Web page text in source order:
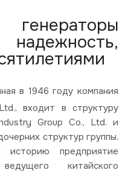
в 1946 году компания
входит в структуру
Group Co., Ltd. и
структур группы.
предприятие
китайского